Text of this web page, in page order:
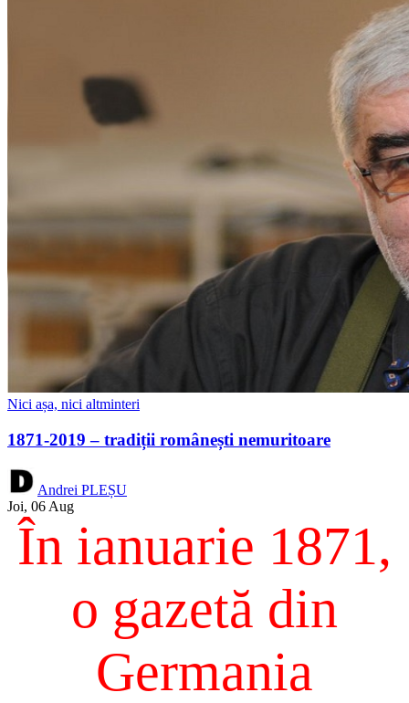
Nici așa, nici altminteri
1871-2019 – tradiții românești nemuritoare
Andrei PLEȘU
Joi, 06 Aug
În ianuarie 1871,
o gazetă din
Germania